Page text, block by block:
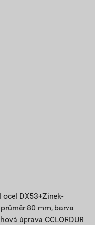
DX53+Zinek-
80 mm, barva
úprava COLORDUR